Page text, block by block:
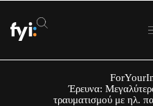
Έρευνα:
τραυματισμού με ηλ.